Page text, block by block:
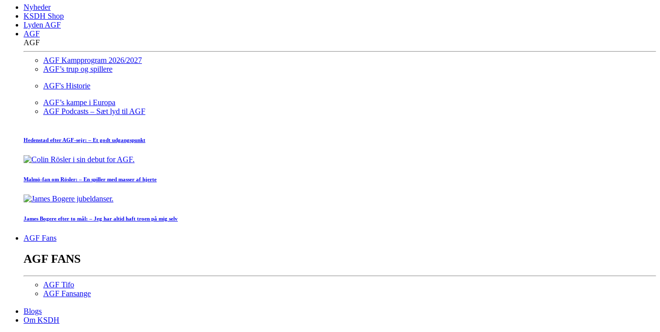
Nyheder
KSDH Shop
Lyden AGF
AGF
AGF
AGF Kampprogram 2026/2027
AGF’s trup og spillere
AGF's Historie
AGF’s kampe i Europa
AGF Podcasts – Sæt lyd til AGF
Hedenstad efter AGF-sejr: – Et godt udgangspunkt
Malmö-fan om Rösler: – En spiller med masser af hjerte
James Bogere efter to mål: – Jeg har altid haft troen på mig selv
AGF Fans
AGF FANS
AGF Tifo
AGF Fansange
Blogs
Om KSDH